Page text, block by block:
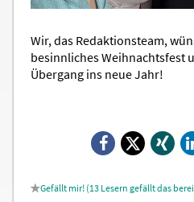
Wir, das Redaktionsteam,
besinnliches Weihnachtsfest
Übergang ins neue Jahr!
13 Lesern gefällt das